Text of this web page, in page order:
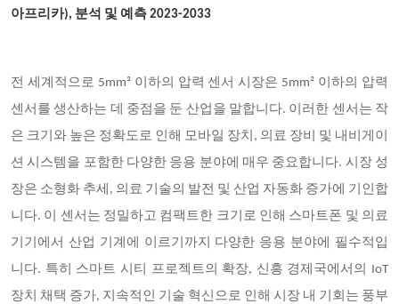
아프리카), 분석 및 예측 2023-2033
전 세계적으로 5mm² 이하의 압력 센서 시장은 5mm² 이하의 압력
센서를 생산하는 데 중점을 둔 산업을 말합니다. 이러한 센서는 작
은 크기와 높은 정확도로 인해 모바일 장치, 의료 장비 및 내비게이
션 시스템을 포함한 다양한 응용 분야에 매우 중요합니다. 시장 성
장은 소형화 추세, 의료 기술의 발전 및 산업 자동화 증가에 기인합
니다. 이 센서는 정밀하고 컴팩트한 크기로 인해 스마트폰 및 의료
기기에서 산업 기계에 이르기까지 다양한 응용 분야에 필수적입
니다. 특히 스마트 시티 프로젝트의 확장, 신흥 경제국에서의 IoT
장치 채택 증가, 지속적인 기술 혁신으로 인해 시장 내 기회는 풍부